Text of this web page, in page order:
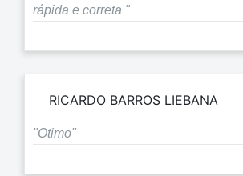
rápida e correta "
RICARDO BARROS LIEBANA
"Otimo"